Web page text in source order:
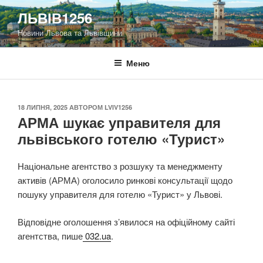
Перейти
до
вмісту
ЛЬВІВ1256
Новини Львова та Львівщини
Меню
ОПУБЛІКОВАНО
18 ЛИПНЯ, 2025 АВТОРОМ LVIV1256
АРМА шукає управителя для
львівського готелю «Турист»
Національне агентство з розшуку та менеджменту
активів (АРМА) оголосило ринкові консультації щодо
пошуку управителя для готелю «Турист» у Львові.
Відповідне оголошення з’явилося на офіційному сайті
агентства, пише032.ua.